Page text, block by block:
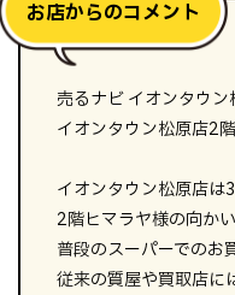
売るナビ イオンタウン
イオンタウン松原店2
イオンタウン松原店は
2階ヒマラヤ様の向かい
普段のスーパーでのお
従来の質屋や買取店に